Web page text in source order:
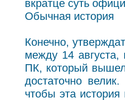
вкратце суть
Обычная история
Конечно,
между 14
ПК, который
достаточно
чтобы эта